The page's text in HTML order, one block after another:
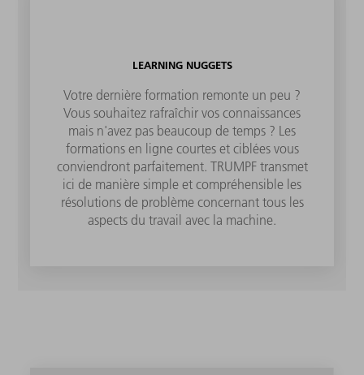
LEARNING NUGGETS
Votre dernière formation remonte un peu ?
Vous souhaitez rafraîchir vos connaissances
mais n'avez pas beaucoup de temps ? Les
formations en ligne courtes et ciblées vous
conviendront parfaitement. TRUMPF transmet
ici de manière simple et compréhensible les
résolutions de problème concernant tous les
aspects du travail avec la machine.